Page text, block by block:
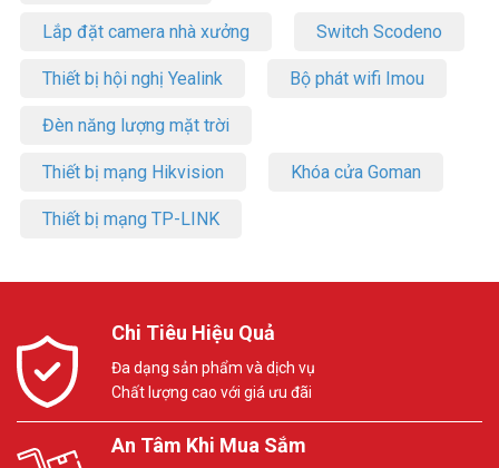
Lắp đặt camera nhà xưởng Switch Scodeno
Thiết bị hội nghị Yealink Bộ phát wifi Imou
Đèn năng lượng mặt trời
Thiết bị mạng Hikvision Khóa cửa Goman
Thiết bị mạng TP-LINK
Chi Tiêu Hiệu Quả
Đa dạng sản phẩm và dịch vụ
Chất lượng cao với giá ưu đãi
An Tâm Khi Mua Sắm